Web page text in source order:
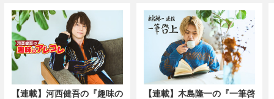
【連載】河西健吾の『趣味の
【連載】木島隆一の『一筆啓